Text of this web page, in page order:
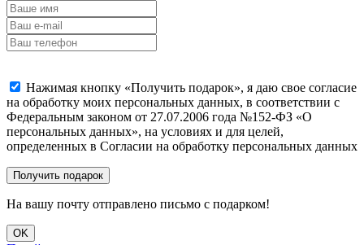
Нажимая кнопку «Получить подарок», я даю свое согласие
на обработку моих персональных данных, в соответствии с
Федеральным законом от 27.07.2006 года №152-ФЗ «О
персональных данных», на условиях и для целей,
определенных в Согласии на обработку персональных данных
На вашу почту отправлено письмо с подарком!
OK